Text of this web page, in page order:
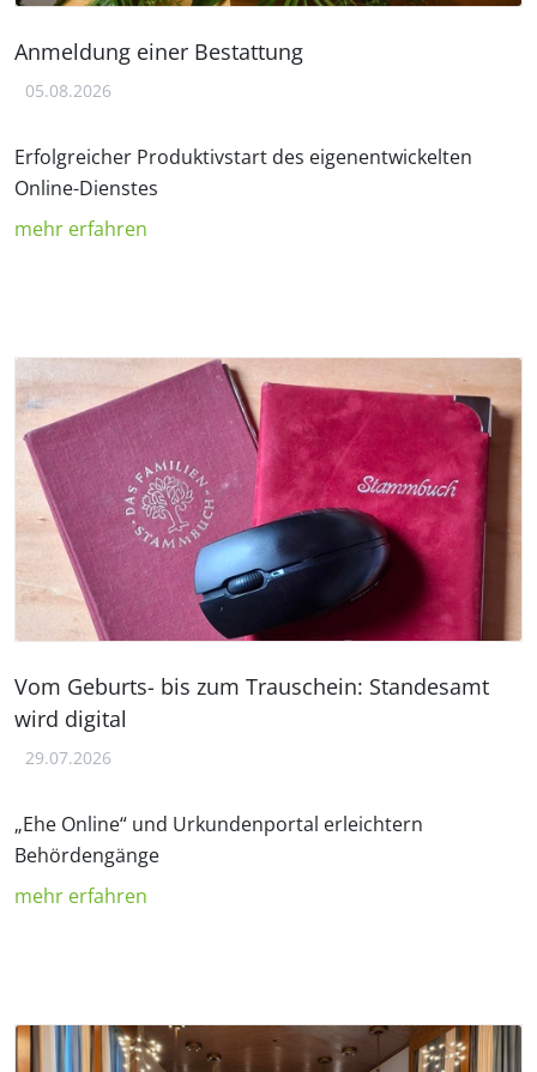
Anmeldung einer Bestattung
05.08.2026
Erfolgreicher Produktivstart des eigenentwickelten
Online-Dienstes
mehr erfahren
Vom Geburts- bis zum Trauschein: Standesamt
wird digital
29.07.2026
„Ehe Online“ und Urkundenportal erleichtern
Behördengänge
mehr erfahren